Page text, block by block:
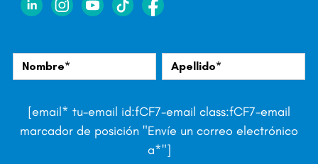
[email* tu-email id:fCF7-email class:fCF7-email
marcador de posición "Envíe un correo electrónico
a*"]